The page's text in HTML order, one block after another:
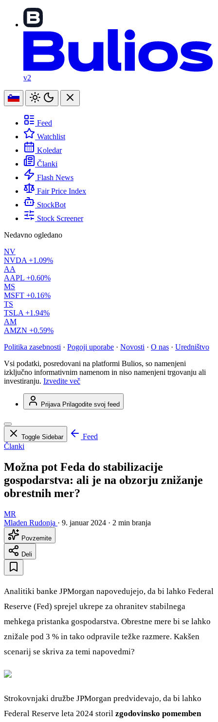
v2
Feed
Watchlist
Koledar
Članki
Flash News
Fair Price Index
StockBot
Stock Screener
Nedavno ogledano
NV
NVDA +1.09%
AA
AAPL +0.60%
MS
MSFT +0.16%
TS
TSLA +1.94%
AM
AMZN +0.59%
Politika zasebnosti · Pogoji uporabe · Novosti · O nas · Uredništvo
Vsi podatki, posredovani na platformi Bulios, so namenjeni
izključno informativnim namenom in niso namenjeni trgovanju ali
investiranju. Izvedite več
Prijava Prilagodite svoj feed
Toggle Sidebar
Feed
Članki
Možna pot Feda do stabilizacije
gospodarstva: ali je na obzorju znižanje
obrestnih mer?
MR
Mladen Rudonja · 9. januar 2024 · 2 min branja
Povzemite
Deli
Analitiki banke JPMorgan napovedujejo, da bi lahko Federal
Reserve (Fed) sprejel ukrepe za ohranitev stabilnega
mehkega pristanka gospodarstva. Obrestne mere bi se lahko
znižale pod 3 % in tako odpravile težke razmere. Kakšen
scenarij se skriva za temi napovedmi?
Strokovnjaki družbe JPMorgan predvidevajo, da bi lahko
Federal Reserve leta 2024 storil zgodovinsko pomemben